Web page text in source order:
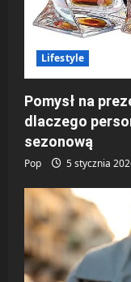
Lifestyle
Pomysł na
dlaczego
sezonową
Pop 5 stycznia